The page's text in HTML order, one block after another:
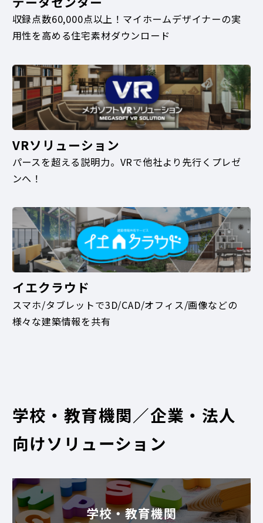
収録点数60,000点以上！マイホームデザイナーの実
用性を高める住宅素材ダウンロード
VRソリューション
パースを超える説明力。VRで他社より先行くプレゼ
ンへ！
イエクラウド
スマホ/タブレットで3D/CAD/オフィス/画像などの
様々な建築情報を共有
学校・教育機関／企業・法人
向けソリューション
学校・教育機関